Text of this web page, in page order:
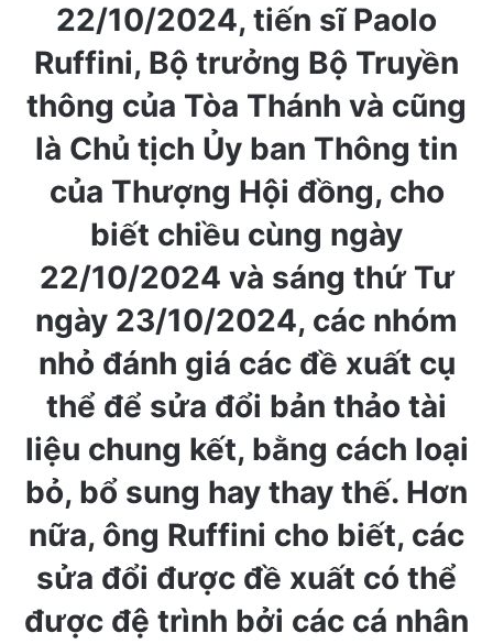
22/10/2024, tiến sĩ Paolo
Ruffini, Bộ trưởng Bộ Truyền
thông của Tòa Thánh và cũng
là Chủ tịch Ủy ban Thông tin
của Thượng Hội đồng, cho
biết chiều cùng ngày
22/10/2024 và sáng thứ Tư
ngày 23/10/2024, các nhóm
nhỏ đánh giá các đề xuất cụ
thể để sửa đổi bản thảo tài
liệu chung kết, bằng cách loại
bỏ, bổ sung hay thay thế. Hơn
nữa, ông Ruffini cho biết, các
sửa đổi được đề xuất có thể
được đệ trình bởi các cá nhân